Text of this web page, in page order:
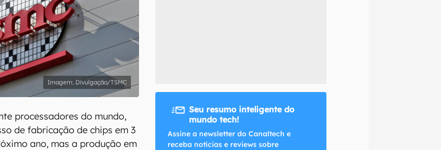
Divulgação/TSMC
processadores do mundo,
de fabricação de chips em 3
ano, mas a produção em
Seu resumo inteligente do
mundo tech!
Assine a newsletter do Canaltech e
receba notícias e reviews sobre